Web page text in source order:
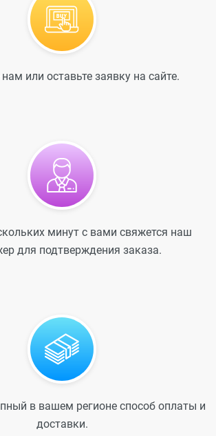
или оставьте заявку на сайте.
минут с вами свяжется наш
для подтверждения заказа.
в вашем регионе способ оплаты и
доставки.